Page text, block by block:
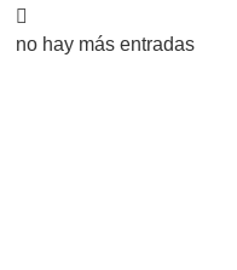
no hay más entradas